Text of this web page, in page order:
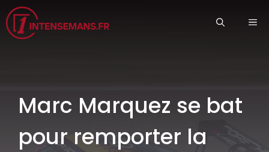
Aller
au
contenu
Marc Marquez se bat
pour remporter la